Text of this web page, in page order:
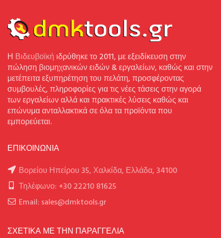
Η Βιδευβοϊκή ιδρύθηκε το 2011, με εξειδίκευση στην
πώληση βιομηχανικών ειδών & εργαλείων, καθώς και στην
μετέπειτα εξυπηρέτηση του πελάτη, προσφέροντας
συμβουλές, πληροφορίες για τις νέες τάσεις στην αγορά
των εργαλείων αλλά και πρακτικές λύσεις καθώς και
επώνυμα ανταλλακτικά σε όλα τα προϊόντα που
εμπορεύεται.
ΕΠΙΚΟΙΝΩΝΙΑ
Βορείου Ηπείρου 35, Χαλκίδα, Ελλάδα, 34100
Τηλέφωνο: +30 22210 81625
Email: sales@dmktools.gr
ΣΧΕΤΙΚΑ ΜΕ ΤΗΝ ΠΑΡΑΓΓΕΛΙΑ